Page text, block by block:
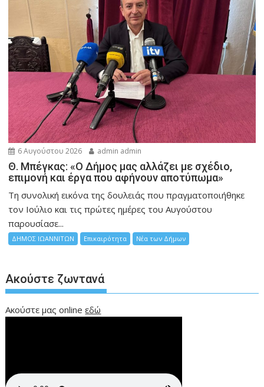
6 Αυγούστου 2026 admin admin
Θ. Μπέγκας: «Ο Δήμος μας αλλάζει με σχέδιο,
επιμονή και έργα που αφήνουν αποτύπωμα»
Τη συνολική εικόνα της δουλειάς που πραγματοποιήθηκε
τον Ιούλιο και τις πρώτες ημέρες του Αυγούστου
παρουσίασε...
ΔΗΜΟΣ ΙΩΑΝΝΙΤΩΝ Επικαιρότητα Νέα των Δήμων
Ακούστε ζωντανά
Ακούστε μας onlineεδώ